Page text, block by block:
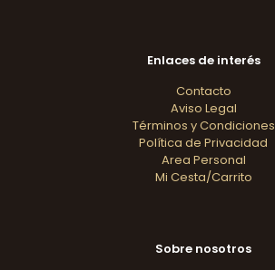
Enlaces de interés
Contacto
Aviso Legal
Términos y Condiciones
Política de Privacidad
Area Personal
Mi Cesta/Carrito
Sobre nosotros